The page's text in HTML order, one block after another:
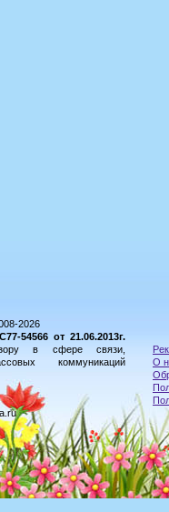
2026
54566 от 21.06.2013г.
в сфере связи,
коммуникаций
О